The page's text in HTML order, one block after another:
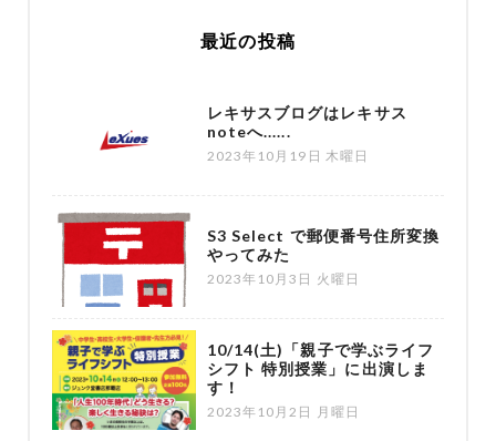
最近の投稿
レキサスブログはレキサス
noteへ......
2023年10月19日 木曜日
S3 Select で郵便番号住所変換
やってみた
2023年10月3日 火曜日
10/14(土)「親子で学ぶライフ
シフト 特別授業」に出演しま
す！
2023年10月2日 月曜日